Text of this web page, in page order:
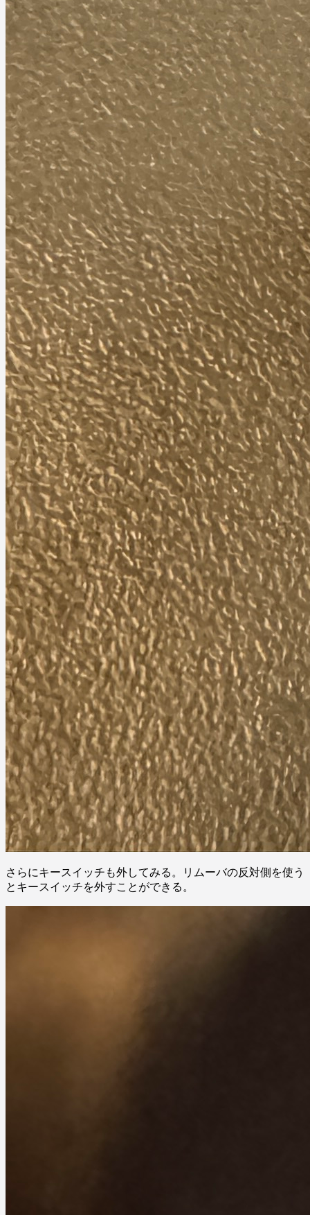
さらにキースイッチも外してみる。リムーバの反対側を使う
とキースイッチを外すことができる。